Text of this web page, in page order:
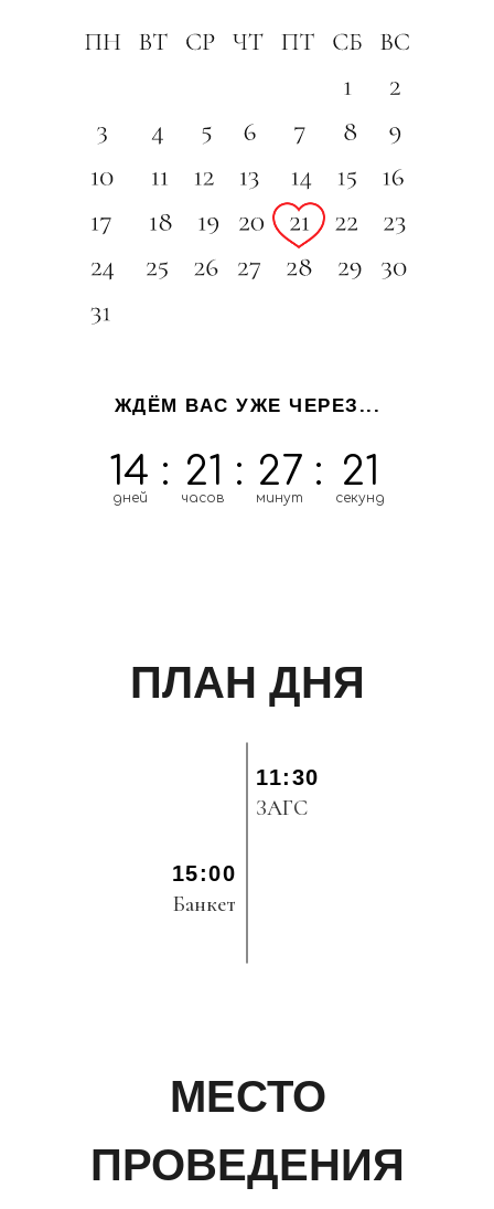
МЕСТО
ПРОВЕДЕНИЯ
ПЛАН ДНЯ
Банкет
15:00
ЗАГС
11:30
ЖДЁМ ВАС УЖЕ ЧЕРЕЗ...
14
дней
: 21
часов
: 27
минут
: 20
секунд